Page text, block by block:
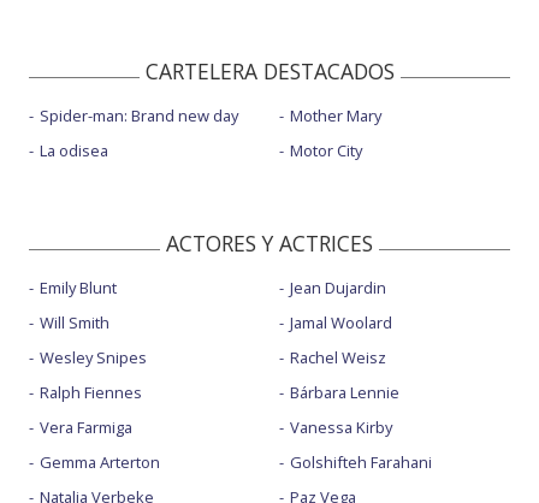
CARTELERA DESTACADOS
Spider-man: Brand new day
La odisea
Mother Mary
Motor City
ACTORES Y ACTRICES
Emily Blunt
Will Smith
Wesley Snipes
Ralph Fiennes
Vera Farmiga
Gemma Arterton
Natalia Verbeke
Jean Dujardin
Jamal Woolard
Rachel Weisz
Bárbara Lennie
Vanessa Kirby
Golshifteh Farahani
Paz Vega